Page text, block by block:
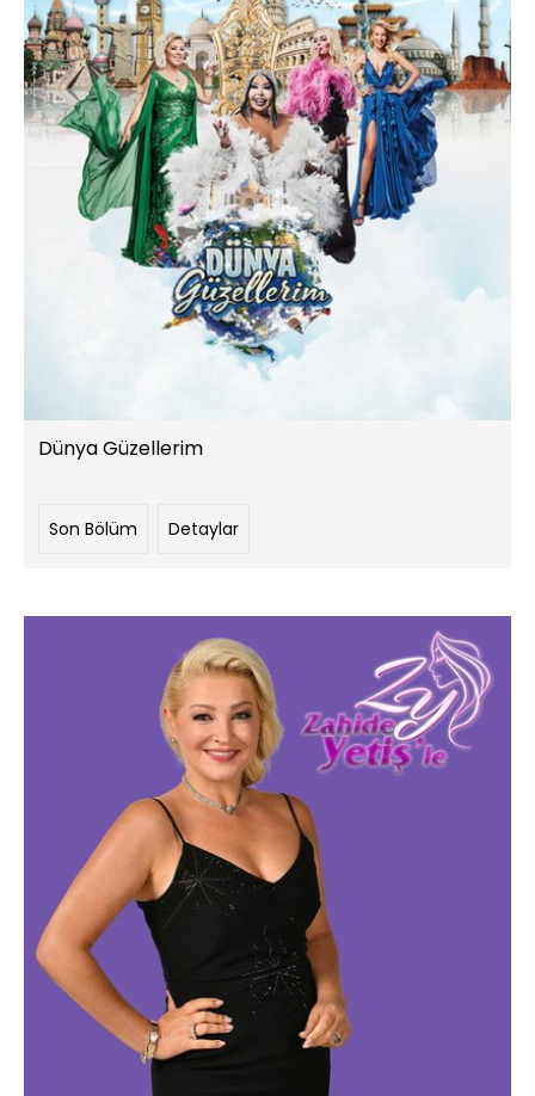
Dünya Güzellerim
Son Bölüm Detaylar